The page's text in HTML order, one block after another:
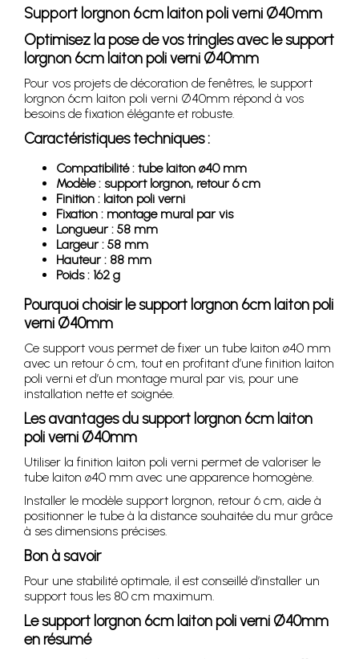
Support lorgnon 6cm laiton poli verni Ø40mm
Optimisez la pose de vos tringles avec le support
lorgnon 6cm laiton poli verni Ø40mm
Pour vos projets de décoration de fenêtres, le support
lorgnon 6cm laiton poli verni Ø40mm répond à vos
besoins de fixation élégante et robuste.
Caractéristiques techniques :
Compatibilité : tube laiton ø40 mm
Modèle : support lorgnon, retour 6 cm
Finition : laiton poli verni
Fixation : montage mural par vis
Longueur : 58 mm
Largeur : 58 mm
Hauteur : 88 mm
Poids : 162 g
Pourquoi choisir le support lorgnon 6cm laiton poli
verni Ø40mm
Ce support vous permet de fixer un tube laiton ø40 mm
avec un retour 6 cm, tout en profitant d’une finition laiton
poli verni et d’un montage mural par vis, pour une
installation nette et soignée.
Les avantages du support lorgnon 6cm laiton
poli verni Ø40mm
Utiliser la finition laiton poli verni permet de valoriser le
tube laiton ø40 mm avec une apparence homogène.
Installer le modèle support lorgnon, retour 6 cm, aide à
positionner le tube à la distance souhaitée du mur grâce
à ses dimensions précises.
Bon à savoir
Pour une stabilité optimale, il est conseillé d’installer un
support tous les 80 cm maximum.
Le support lorgnon 6cm laiton poli verni Ø40mm
en résumé